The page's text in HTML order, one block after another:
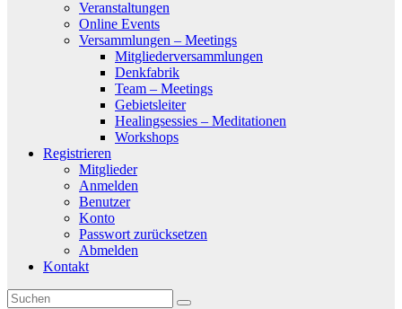
Veranstaltungen
Online Events
Versammlungen – Meetings
Mitgliederversammlungen
Denkfabrik
Team – Meetings
Gebietsleiter
Healingsessies – Meditationen
Workshops
Registrieren
Mitglieder
Anmelden
Benutzer
Konto
Passwort zurücksetzen
Abmelden
Kontakt